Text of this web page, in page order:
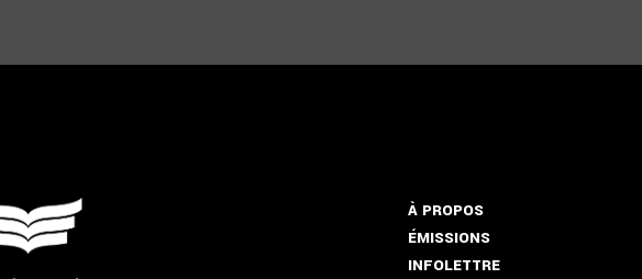
À PROPOS
ÉMISSIONS
INFOLETTRE